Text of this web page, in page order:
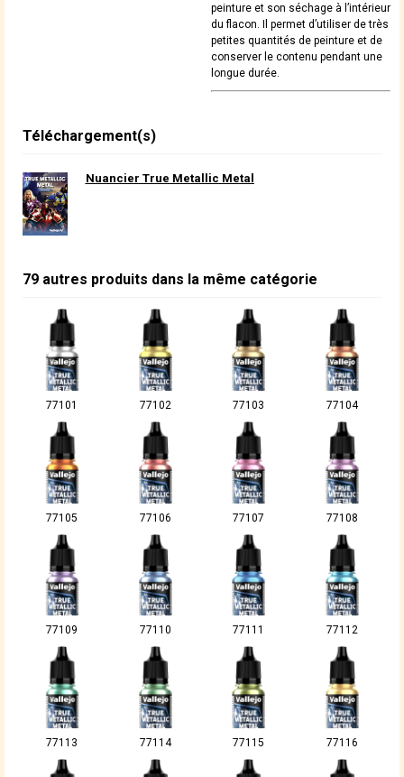
peinture et son séchage à l’intérieur
du flacon. Il permet d’utiliser de très
petites quantités de peinture et de
conserver le contenu pendant une
longue durée.
Téléchargement(s)
Nuancier True Metallic Metal
79 autres produits dans la même catégorie
77101 77102 77103 77104
77105 77106 77107 77108
77109 77110 77111 77112
77113 77114 77115 77116